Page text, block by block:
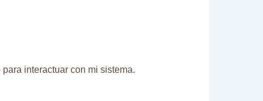
interactuar con mi sistema.